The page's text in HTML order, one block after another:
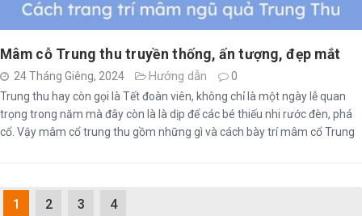
Mâm cỗ Trung thu truyền thống, ấn tượng, đẹp mắt
24 Tháng Giêng, 2024 Hướng dẫn
0
Trung thu hay còn gọi là Tết đoàn viên, không chỉ là một ngày lễ quan
trọng trong năm mà đây còn là là dịp để các bé thiếu nhi rước đèn, phá
cổ. Vậy mâm cổ trung thu gồm những gì và cách bày trí mâm cổ Trung
1 2 3 4